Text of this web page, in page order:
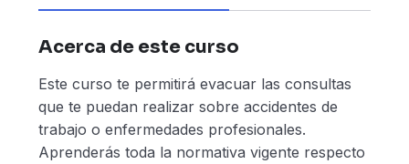
Acerca de este curso
Este curso te permitirá evacuar las consultas
que te puedan realizar sobre accidentes de
trabajo o enfermedades profesionales.
Aprenderás toda la normativa vigente respecto